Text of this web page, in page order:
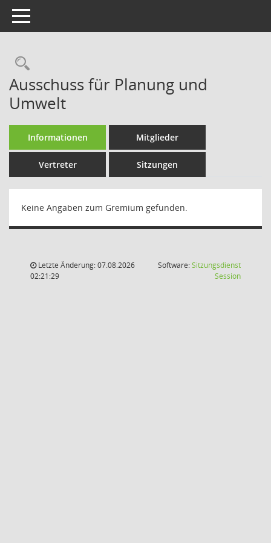
Toggle navigation
Rechercheauswahl
Ausschuss für Planung und
Umwelt
Informationen Mitglieder
Vertreter Sitzungen
Keine Angaben zum Gremium gefunden.
Letzte Änderung: 07.08.2026
02:21:29
Software:Sitzungsdienst
Session(Wird in